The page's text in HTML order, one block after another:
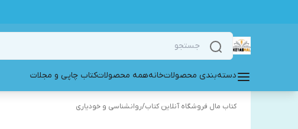
دسته‌بندی محصولاتخانههمه محصولاتکتاب چاپی و مجلات
کتاب مال فروشگاه آنلاین کتاب/روانشناسی و خودیاری